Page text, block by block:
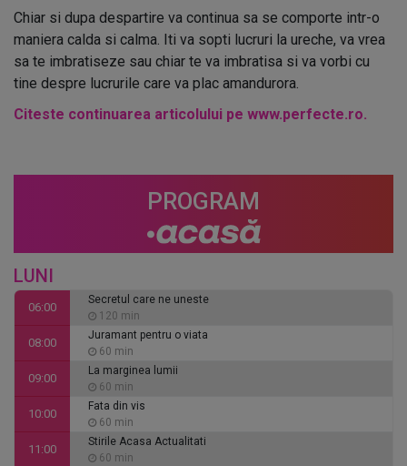
Chiar si dupa despartire va continua sa se comporte intr-o
maniera calda si calma. Iti va sopti lucruri la ureche, va vrea
sa te imbratiseze sau chiar te va imbratisa si va vorbi cu
tine despre lucrurile care va plac amandurora.
Citeste continuarea articolului pe www.perfecte.ro.
PROGRAM
LUNI
06:00
Secretul care ne uneste
120 min
08:00
Juramant pentru o viata
60 min
09:00
La marginea lumii
60 min
10:00
Fata din vis
60 min
11:00
Stirile Acasa Actualitati
60 min